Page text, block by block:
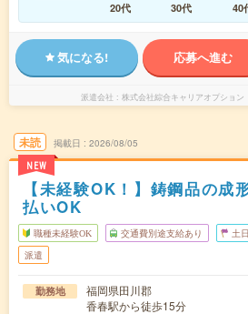
20代
30代 40
気になる! 応募へ進む
派遣会社 株式会社綜合キャリアオプション
未読
NEW
掲載日 2026/08/05
【未経験OK！】鋳鋼品の成
払いOK
職種未経験OK 交通費別途支給あり 土
派遣
勤務地
福岡県田川郡
香春駅から徒歩15分